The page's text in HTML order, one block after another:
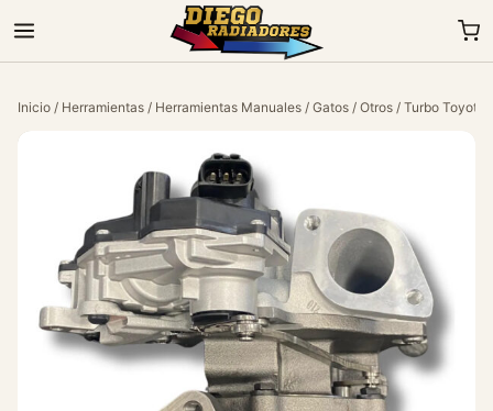
Inicio / Herramientas / Herramientas Manuales / Gatos / Otros / Turbo Toyota